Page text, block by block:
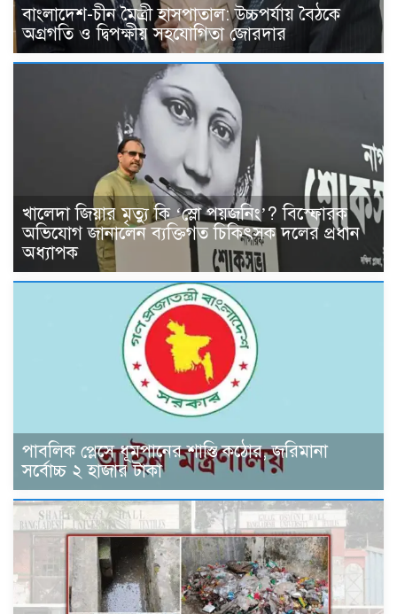
বাংলাদেশ-চীন মৈত্রী হাসপাতাল: উচ্চপর্যায় বৈঠকে
অগ্রগতি ও দ্বিপক্ষীয় সহযোগিতা জোরদার
খালেদা জিয়ার মৃত্যু কি ‘স্লো পয়জনিং’? বিস্ফোরক
অভিযোগ জানালেন ব্যক্তিগত চিকিৎসক দলের প্রধান
অধ্যাপক
পাবলিক প্লেসে ধূমপানের শাস্তি কঠোর, জরিমানা
সর্বোচ্চ ২ হাজার টাকা